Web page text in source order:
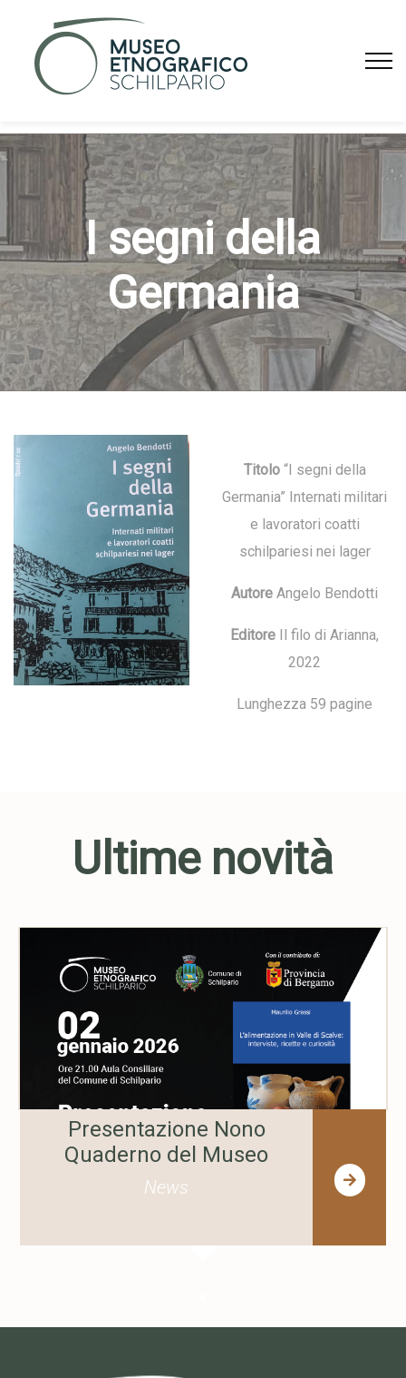
I segni della
Germania
Titolo“I segni della
Germania” Internati militari
e lavoratori coatti
schilpariesi nei lager
Autore Angelo Bendotti
Editore Il filo di Arianna,
2022
Lunghezza 59 pagine
Ultime novità
Presentazione Nono
Quaderno del Museo
News